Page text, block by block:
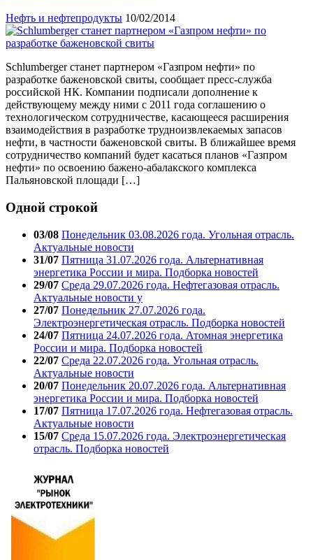
Нефть и нефтепродукты 10/02/2014
Schlumberger станет партнером «Газпром нефти» по
разработке баженовской свиты, сообщает пресс-служба
российской НК. Компании подписали дополнение к
действующему между ними с 2011 года соглашению о
технологическом сотрудничестве, касающееся расширения
взаимодействия в разработке трудноизвлекаемых запасов
нефти, в частности баженовской свиты. В ближайшее время
сотрудничество компаний будет касаться планов «Газпром
нефти» по освоению бажено-абалакского комплекса
Пальяновской площади […]
Одной строкой
03/08 Понедельник 03.08.2026 года. Угольная отрасль.
Актуальные новости
31/07 Пятница 31.07.2026 года. Альтернативная
энергетика России и мира. Подборка новостей
29/07 Среда 29.07.2026 года. Нефтегазовая отрасль.
Актуальные новости у
27/07 Понедельник 27.07.2026 года.
Электроэнергетическая отрасль. Подборка новостей
24/07 Пятница 24.07.2026 года. Атомная энергетика
России и мира. Подборка новостей
22/07 Среда 22.07.2026 года. Угольная отрасль.
Актуальные новости
20/07 Понедельник 20.07.2026 года. Альтернативная
энергетика России и мира. Подборка новостей
17/07 Пятница 17.07.2026 года. Нефтегазовая отрасль.
Актуальные новости
15/07 Среда 15.07.2026 года. Электроэнергетическая
отрасль. Подборка новостей